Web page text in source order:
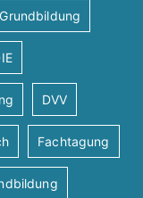
DVV
Fachtagung